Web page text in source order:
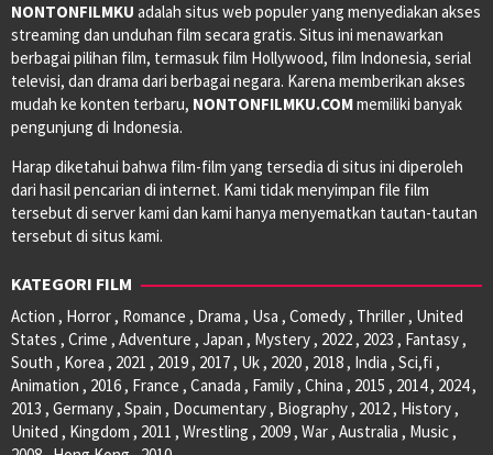
NONTONFILMKU adalah situs web populer yang menyediakan akses
streaming dan unduhan film secara gratis. Situs ini menawarkan
berbagai pilihan film, termasuk film Hollywood, film Indonesia, serial
televisi, dan drama dari berbagai negara. Karena memberikan akses
mudah ke konten terbaru, NONTONFILMKU.COMmemiliki banyak
pengunjung di Indonesia.
Harap diketahui bahwa film-film yang tersedia di situs ini diperoleh
dari hasil pencarian di internet. Kami tidak menyimpan file film
tersebut di server kami dan kami hanya menyematkan tautan-tautan
tersebut di situs kami.
KATEGORI FILM
Action , Horror , Romance , Drama , Usa , Comedy , Thriller , United
States , Crime , Adventure , Japan , Mystery , 2022 , 2023 , Fantasy ,
South , Korea , 2021 , 2019 , 2017 , Uk , 2020 , 2018 , India , Sci,fi ,
Animation , 2016 , France , Canada , Family , China , 2015 , 2014 , 2024 ,
2013 , Germany , Spain , Documentary , Biography , 2012 , History ,
United , Kingdom , 2011 , Wrestling , 2009 , War , Australia , Music ,